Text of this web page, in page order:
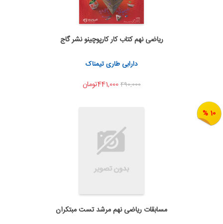
اضافه به سبد خرید
اشتراک گذاری
ریاضی نهم کتاب کار کارپوچینو نشر گاج
دارابی طاری تیمناک
490,000441,000تومان
10 %
اضافه به سبد خرید
مسابقات ریاضی نهم مرشد تست مبتکران